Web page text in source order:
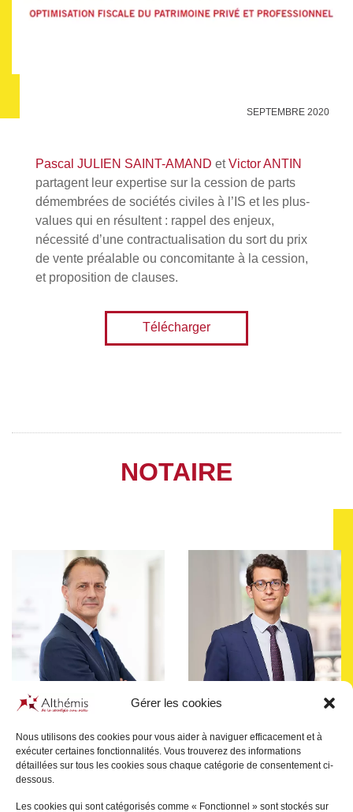
Gérer les cookies
Nous utilisons des cookies pour vous aider à naviguer efficacement et à
exécuter certaines fonctionnalités. Vous trouverez des informations
détaillées sur tous les cookies sous chaque catégorie de consentement ci-
dessous.
Les cookies qui sont catégorisés comme « Fonctionnel » sont stockés sur
SEPTEMBRE 2020
Pascal JULIEN SAINT-AMAND etVictor ANTIN
partagent leur expertise sur la cession de parts
démembrées de sociétés civiles à l’IS et les plus-
values qui en résultent : rappel des enjeux,
nécessité d’une contractualisation du sort du prix
de vente préalable ou concomitante à la cession,
et proposition de clauses.
Télécharger
NOTAIRE
PascalJULIEN SAINT-
AMAND
PARIS
VictorANTIN